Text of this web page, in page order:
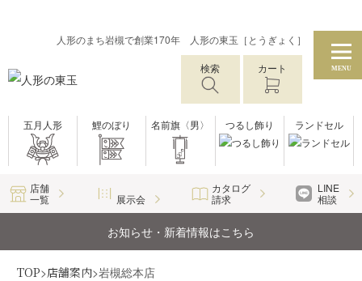
人形のまち岩槻で創業170年 人形の東玉［とうぎょく］
検索 カート MENU
五月人形 鯉のぼり 名前旗〈男〉 つるし飾り ランドセル
店舗
一覧
展示会
カタログ
請求
LINE
相談
お知らせ・新着情報はこちら
TOP>店舗案内>岩槻総本店